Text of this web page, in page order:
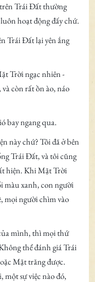
Trái Đất thường
hoạt động đấy chứ.
Trái Đất lại yên ắng
Trời ngạc nhiên -
còn rất ồn ào, náo
bay ngang qua.
này chứ? Tôi đã ở bên
Trái Đất, và tôi cũng
hiện. Khi Mặt Trời
màu xanh, con người
mọi người chìm vào
mình, thì mọi thứ
thể đánh giá Trái
Mặt trăng được.
sự việc nào đó,